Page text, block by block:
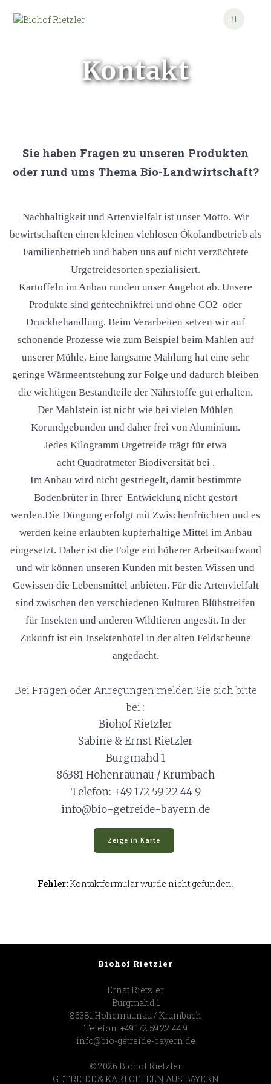
Kontakt
Sie haben Fragen zu unseren Produkten
oder rund ums Thema Bio-Landwirtschaft?
Nachhaltigkeit und Artenvielfalt ist unser Motto. Wir
bewirtschaften einen kleinen viehlosen Ökolandbetrieb als
Familienbetrieb und haben uns auf nicht verzüchtete
Urgetreidesorten spezialisiert.
Kartoffeln im Anbau runden unser Angebot ab. Unsere
Produkte sind gentechnikfrei und ohne CO2 oder
Druckbehandlung. Beim Verarbeiten setzen wir auf
schonende Prozesse wie zum Beispiel beim Mahlen auf
unserer Mühle. Eine langsame Mahlung hat eine sehr
geringe Wärmeentstehung zur Folge und dadurch bleiben
die wichtigen Bestandteile der Nährstoffe gut erhalten.
Der Mahlstein ist nicht wie bei vielen Mühlen
Korundgebunden und daher frei von Aluminium.
Jedes Kilogramm Urgetreide trägt für etwa
acht Quadratmeter Biodiversität bei .
Im Anbau wird nicht gestriegelt, damit bestimmte
Bodenbrüter in Ihrer Entwicklung nicht gestört
werden.Die Düngung erfolgt mit Zwischenfrüchten und es
werden keine erlaubten kupferhaltige Mittel im Anbau
eingesetzt. Daher ist die Folge ein höherer Arbeitsaufwand
und wir können unseren Kunden mit besten Wissen und
Gewissen die Lebensmittel anbieten. Für die Artenvielfalt
sind zwischen den verschiedenen Kulturen Blühstreifen
für Insekten und anderen Wildtieren angesät. In der
Zukunft ist ein Insektenhotel in der alten Feldscheune
angedacht.
Bei Fragen oder Anregungen melden Sie sich bitte
bei :
Biohof Rietzler
Sabine & Ernst Rietzler
Burgmahd 1
86381 Hohenraunau / Krumbach
Telefon: +49 172 59 22 44 9
info@bio-getreide-bayern.de
Zeige in Karte
Fehler: Kontaktformular wurde nicht gefunden.
Biohof Rietzler
Ernst Rietzler
Burgmahd 1
86381 Hohenraunau / Krumbach
Telefon: +49 172 59 22 44 9
info@bio-getreide-bayern.de
© 2026 Biohof Rietzler
GETREIDE & KARTOFFELN AUS BAYERN